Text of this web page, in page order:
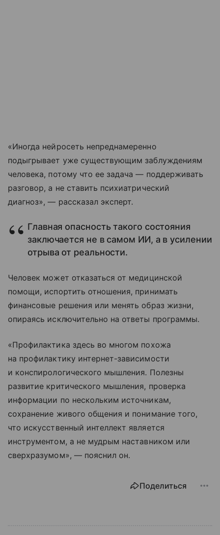
«Иногда нейросеть непреднамеренно
подыгрывает уже существующим заблуждениям
человека, потому что ее задача — поддерживать
разговор, а не ставить психиатрический
диагноз», — рассказал эксперт.
Главная опасность такого состояния
заключается не в самом ИИ, а в усилении
отрыва от реальности.
Человек может отказаться от медицинской
помощи, испортить отношения, принимать
финансовые решения или менять образ жизни,
опираясь исключительно на ответы программы.
«Профилактика здесь во многом похожа
на профилактику интернет-зависимости
и конспирологического мышления. Полезны
развитие критического мышления, проверка
информации по нескольким источникам,
сохранение живого общения и понимание того,
что искусственный интеллект является
инструментом, а не мудрым наставником или
сверхразумом», — пояснил он.
Поделиться